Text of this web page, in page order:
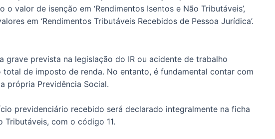
o valor de isenção em ‘Rendimentos Isentos e Não Tributáveis’,
em ‘Rendimentos Tributáveis Recebidos de Pessoa Jurídica’.
grave prevista na legislação do IR ou acidente de trabalho
de imposto de renda. No entanto, é fundamental contar com
própria Previdência Social.
previdenciário recebido será declarado integralmente na ficha
Tributáveis, com o código 11.